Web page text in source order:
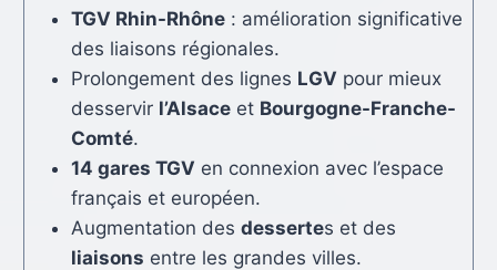
TGV Rhin-Rhône : amélioration significative
des liaisons régionales.
Prolongement des lignes LGV pour mieux
desservir l’Alsace et Bourgogne-Franche-
Comté.
14 gares TGV en connexion avec l’espace
français et européen.
Augmentation desdessertes et des
liaisons entre les grandes villes.